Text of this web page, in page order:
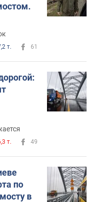
т. 61
т. 49
по
в